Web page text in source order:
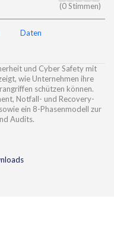
(0 Stimmen)
Daten
und Cyber Safety mit
wie Unternehmen ihre
schützen können.
Notfall- und Recovery-
ein 8-Phasenmodell zur
Audits.